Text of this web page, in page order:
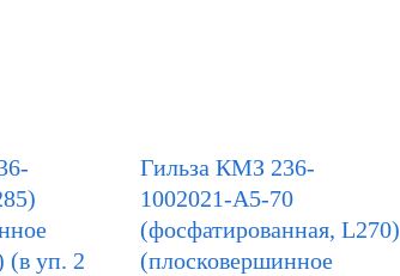
(в уп. 2
Гильза КМЗ 236-
1002021-А5-70
(фосфатированная, L270)
(плосковершинное